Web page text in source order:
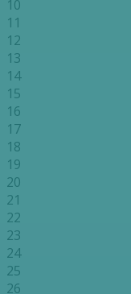
10
11
12
13
14
15
16
17
18
19
20
21
22
23
24
25
26